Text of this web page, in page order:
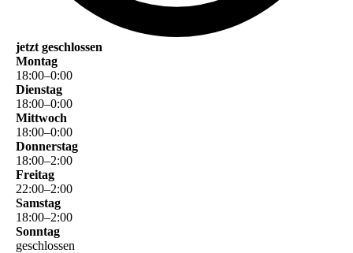
jetzt geschlossen
Montag
18:00–0:00
Dienstag
18:00–0:00
Mittwoch
18:00–0:00
Donnerstag
18:00–2:00
Freitag
22:00–2:00
Samstag
18:00–2:00
Sonntag
geschlossen